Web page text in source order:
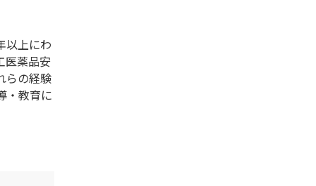
以上にわ
医薬品安
らの経験
・教育に